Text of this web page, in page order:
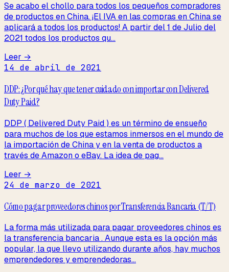
Se acabo el chollo para todos los pequeños compradores
de productos en China. ¡El IVA en las compras en China se
aplicará a todos los productos! A partir del 1 de Julio del
2021 todos los productos qu...
Leer →
14 de abril de 2021
DDP: ¿Por qué hay que tener cuidado con importar con Delivered
Duty Paid?
DDP ( Delivered Duty Paid ) es un término de ensueño
para muchos de los que estamos inmersos en el mundo de
la importación de China y en la venta de productos a
través de Amazon o eBay. La idea de pag...
Leer →
24 de marzo de 2021
Cómo pagar proveedores chinos por Transferencia Bancaria (T/T)
La forma más utilizada para pagar proveedores chinos es
la transferencia bancaria . Aunque esta es la opción más
popular, la que llevo utilizando durante años, hay muchos
emprendedores y emprendedoras...